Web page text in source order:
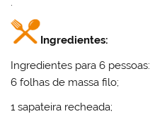
Ingredientes:
Ingredientes para 6 pessoas:
6 folhas de massa filo;
1 sapateira recheada;